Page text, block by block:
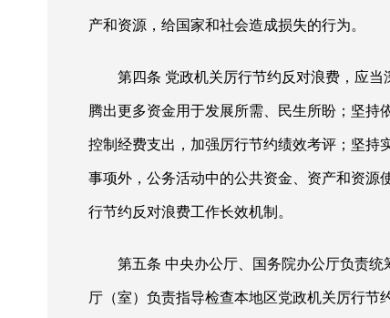
产和资源，给国家和社会造成损失的行为。
第四条 党政机关厉行节约反对浪费，应
腾出更多资金用于发展所需、民生所盼；坚持
控制经费支出，加强厉行节约绩效考评；坚持
事项外，公务活动中的公共资金、资产和资源
行节约反对浪费工作长效机制。
第五条 中央办公厅、国务院办公厅负责
厅（室）负责指导检查本地区党政机关厉行节